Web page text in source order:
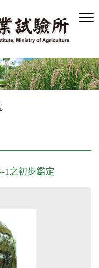
1之初步鑑定